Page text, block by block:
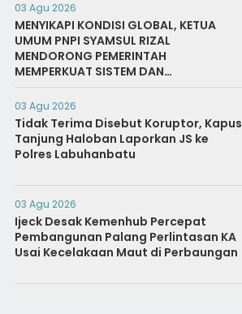
03 Agu 2026
MENYIKAPI KONDISI GLOBAL, KETUA
UMUM PNPI SYAMSUL RIZAL
MENDORONG PEMERINTAH
MEMPERKUAT SISTEM DAN
INFRASTRUKTUR INTELIJEN NEGARA
03 Agu 2026
Tidak Terima Disebut Koruptor, Kapus
Tanjung Haloban Laporkan JS ke
Polres Labuhanbatu
03 Agu 2026
Ijeck Desak Kemenhub Percepat
Pembangunan Palang Perlintasan KA
Usai Kecelakaan Maut di Perbaungan